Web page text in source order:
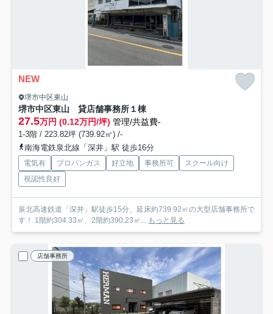
NEW
堺市中区東山
堺市中区東山 貸店舗事務所１棟
27.5万円 (0.12万円/坪) 管理/共益費-
1-3階 / 223.82坪 (739.92㎡) /-
南海電鉄泉北線「深井」駅 徒歩16分
電気有 プロパンガス 好立地 事務所可
スクール向け
視認性良好
泉北高速鉄道「深井」駅徒歩15分、延床約739.92㎡の大型店舗事務所で
す！ 1階約304.33㎡、2階約390.23㎡... もっと見る
店舗事務所